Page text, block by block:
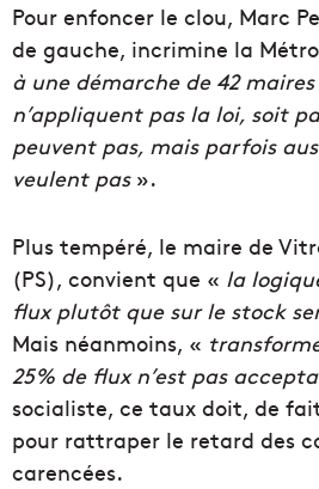
Pour enfoncer le clou, Marc
de gauche, incrimine la
à une démarche de 42
n’appliquent pas la loi, soit
peuvent pas, mais parfois
veulent pas».
Plus tempéré, le maire de
(PS), convient que « la
flux plutôt que sur le stock
Mais néanmoins, «
25% de flux n’est pas
socialiste, ce taux doit, de
pour rattraper le retard des
carencées.